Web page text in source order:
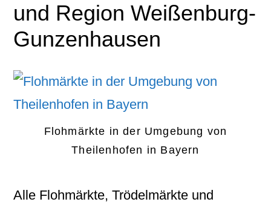
und Region Weißenburg-
Gunzenhausen
Flohmärkte in der Umgebung von
Theilenhofen in Bayern
Alle Flohmärkte, Trödelmärkte und